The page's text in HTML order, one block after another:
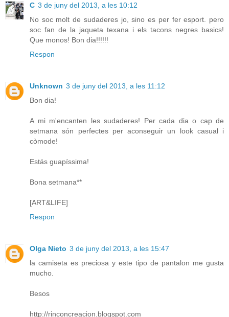
C 3 de juny del 2013, a les 10:12
No soc molt de sudaderes jo, sino es per fer esport. pero
soc fan de la jaqueta texana i els tacons negres basics!
Que monos! Bon dia!!!!!!
Respon
Unknown 3 de juny del 2013, a les 11:12
Bon dia!
A mi m'encanten les sudaderes! Per cada dia o cap de
setmana són perfectes per aconseguir un look casual i
còmode!
Estás guapíssima!
Bona setmana**
[ART&LIFE]
Respon
Olga Nieto 3 de juny del 2013, a les 15:47
la camiseta es preciosa y este tipo de pantalon me gusta
mucho.
Besos
http://rinconcreacion.blogspot.com